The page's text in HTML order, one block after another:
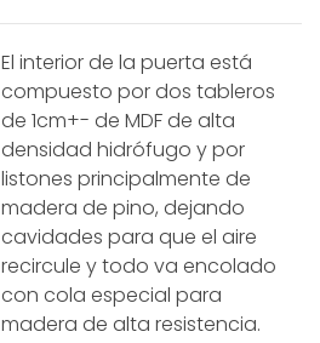
El interior de la puerta está
compuesto por dos tableros
de 1cm+- de MDF de alta
densidad hidrófugo y por
listones principalmente de
madera de pino, dejando
cavidades para que el aire
recircule y todo va encolado
con cola especial para
madera de alta resistencia.